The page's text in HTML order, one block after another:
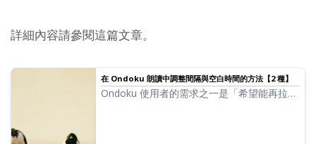
詳細內容請參閱這篇文章。
在 Ondoku 朗讀中調整間隔與空白時間的方法【2 種】
Ondoku 使用者的需求之一是「希望能再拉長